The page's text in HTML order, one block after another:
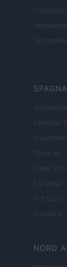
Actualidad
Finanzas
Think.es
Viajar 365
ES Newz
Pet Story
Encocina
NORD